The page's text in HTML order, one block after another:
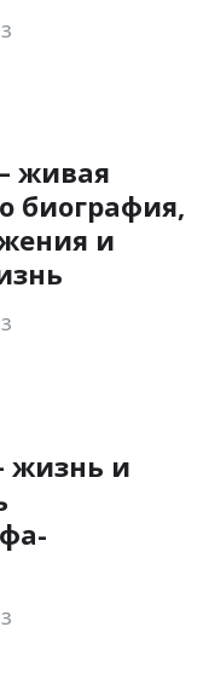
живая
биография,
и
жизнь и